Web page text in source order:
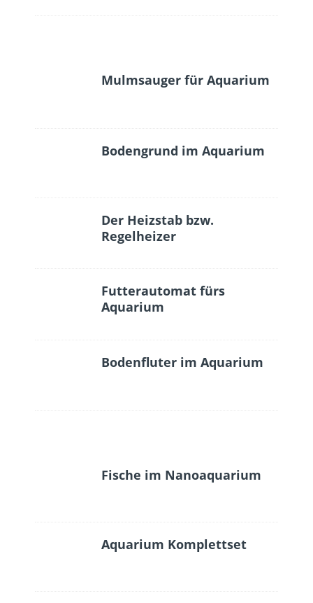
Mulmsauger für Aquarium
Bodengrund im Aquarium
Der Heizstab bzw.
Regelheizer
Futterautomat fürs
Aquarium
Bodenfluter im Aquarium
Fische im Nanoaquarium
Aquarium Komplettset